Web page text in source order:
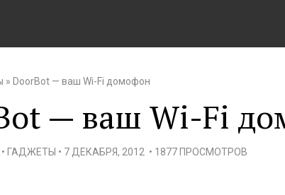
» DoorBot — ваш Wi-Fi домофон
— ваш Wi-Fi
• ГАДЖЕТЫ • 7 ДЕКАБРЯ, 2012 • 1877 ПРОСМОТРОВ